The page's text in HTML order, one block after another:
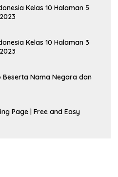
Kelas 10 Halaman 5
Kelas 10 Halaman 3
Beserta Nama Negara dan
Page | Free and Easy